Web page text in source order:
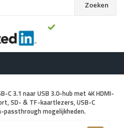
Zoeken
C 3.1 naar USB 3.0-hub met 4K HDMI-
SD- & TF-kaartlezers, USB-C
mogelijkheden.